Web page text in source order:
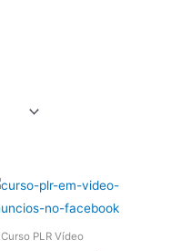
Curso PLR Vídeo